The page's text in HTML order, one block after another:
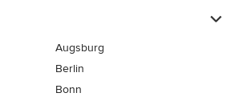
Augsburg
Berlin
Bonn